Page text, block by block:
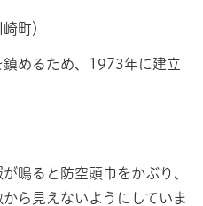
町）
めるため、1973年に建立
鳴ると防空頭巾をかぶり、
ら見えないようにしていま